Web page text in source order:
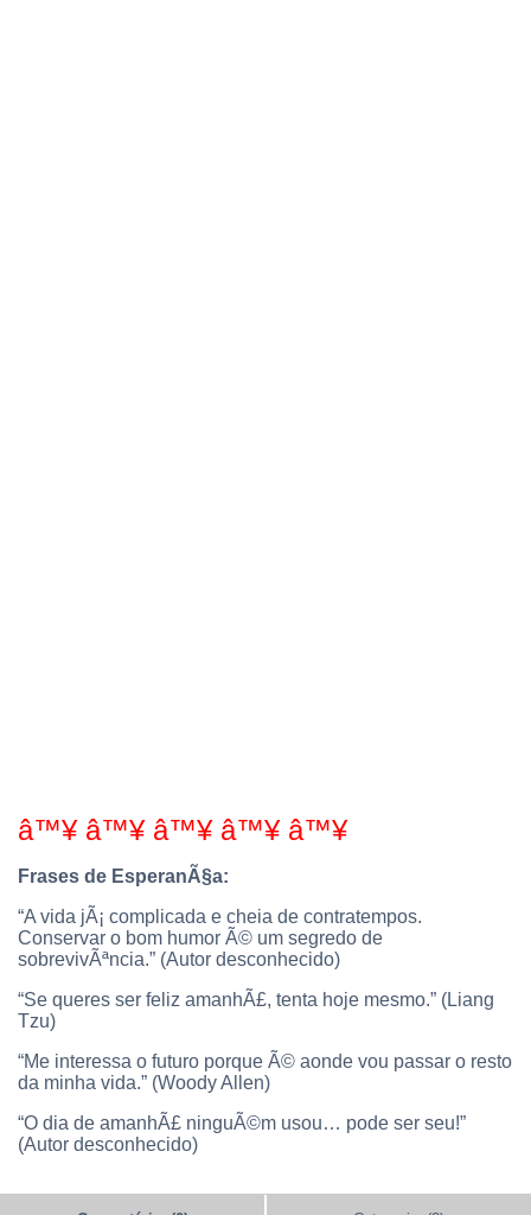
â™¥ â™¥ â™¥ â™¥ â™¥
Frases de EsperanÃ§a:
“A vida jÃ¡ complicada e cheia de contratempos.
Conservar o bom humor Ã© um segredo de
sobrevivÃªncia.” (Autor desconhecido)
“Se queres ser feliz amanhÃ£, tenta hoje mesmo.” (Liang
Tzu)
“Me interessa o futuro porque Ã© aonde vou passar o resto
da minha vida.” (Woody Allen)
“O dia de amanhÃ£ ninguÃ©m usou… pode ser seu!”
(Autor desconhecido)